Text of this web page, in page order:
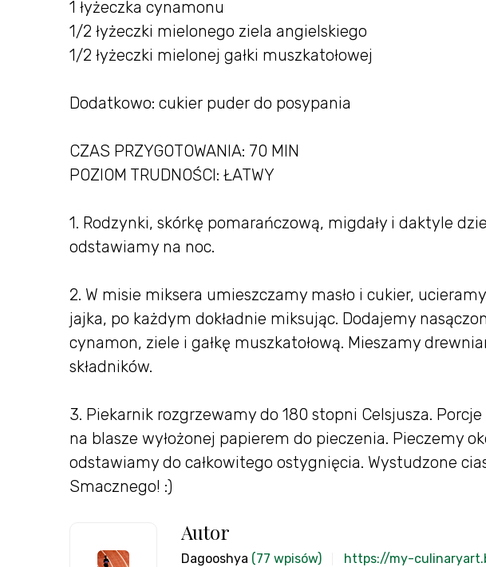
1 łyżeczka cynamonu
1/2 łyżeczki mielonego ziela angielskiego
1/2 łyżeczki mielonej gałki muszkatołowej
Dodatkowo: cukier puder do posypania
CZAS PRZYGOTOWANIA: 70 MIN
POZIOM TRUDNOŚCI: ŁATWY
1. Rodzynki, skórkę pomarańczową, migdały i daktyle
odstawiamy na noc.
2. W misie miksera umieszczamy masło i cukier,
jajka, po każdym dokładnie miksując. Dodajemy
cynamon, ziele i gałkę muszkatołową. Mieszamy
składników.
3. Piekarnik rozgrzewamy do 180 stopni Celsjusza.
na blasze wyłożonej papierem do pieczenia. Pieczemy
odstawiamy do całkowitego ostygnięcia. Wystudzone
Smacznego! :)
Autor
Dagooshya (77 wpisów) https://my-